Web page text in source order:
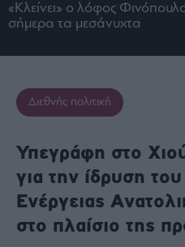
Ειδήσεις
Τράπεζες
Ναυτιλία
Estate
Ενέργεια
Πολιτική
Πολιτισμός
«Κλείνει» ο λόφος
σήμερα τα μεσάνυχτα
Διεθνής πολιτική
Υπεγράφη στο
για την ίδρυση
Ενέργειας
στο πλαίσιο της